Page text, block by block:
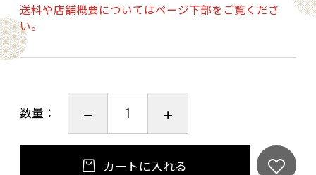
送料や店舗概要についてはページ下部をご覧くださ
い。
数量：
カートに入れる